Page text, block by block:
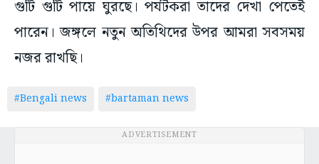
গুটি গুটি পায়ে ঘুরছে। পর্যটকরা তাদের দেখা পেতেই
পারেন। জঙ্গলে নতুন অতিথিদের উপর আমরা সবসময়
নজর রাখছি।
#Bengali news #bartaman news
ADVERTISEMENT